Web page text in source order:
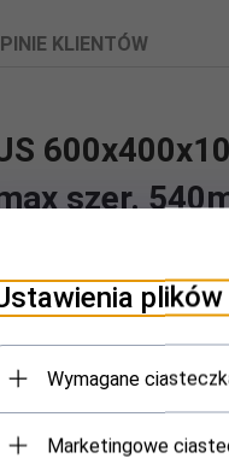
KLIENTÓW
szer.
i rozwijanie dużych
nawojowego:
Wymagane
Marketingowe